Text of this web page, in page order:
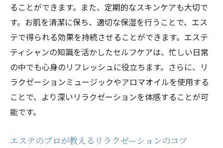
ることができます。また、定期的なスキンケアも大切で
す。お肌を清潔に保ち、適切な保湿を行うことで、エス
テで得られる効果を持続させることができます。エステ
ティシャンの知識を活かしたセルフケアは、忙しい日常
の中でも心身のリフレッシュに役立ちます。さらに、リ
ラクゼーションミュージックやアロマオイルを使用する
ことで、より深いリラクゼーションを体感することが可
能です。
エステのプロが教えるリラクゼーションのコツ